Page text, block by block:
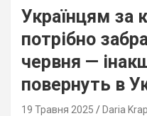
Українцям за
потрібно
червня —
повернуть в
19 Травня 2025 Daria